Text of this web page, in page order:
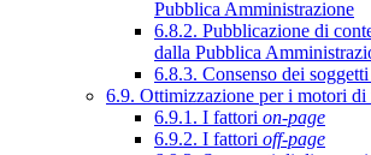
Pubblica Amministrazione
6.8.2. Pubblicazione di
dalla Pubblica
6.8.3. Consenso dei
6.9. Ottimizzazione per i motori di
6.9.1. I fattori on-page
6.9.2. I fattori off-page